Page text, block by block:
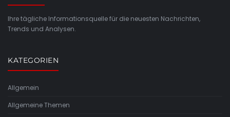
Ihre tägliche Informationsquelle für die neuesten Nachrichten,
Trends und Analysen.
KATEGORIEN
Allgemein
Allgemeine Themen